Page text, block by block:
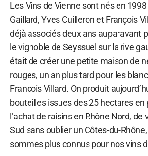
Les Vins de Vienne sont nés en
Gaillard, Yves Cuilleron et François
déjà associés deux ans auparavant
le vignoble de Seyssuel sur la rive
était de créer une petite maison de
rouges, un an plus tard pour les
Francois Villard. On produit
bouteilles issues des 25 hectares en
l’achat de raisins en Rhône Nord, de
Sud sans oublier un Côtes-du-
sommes plus connus pour nos vins